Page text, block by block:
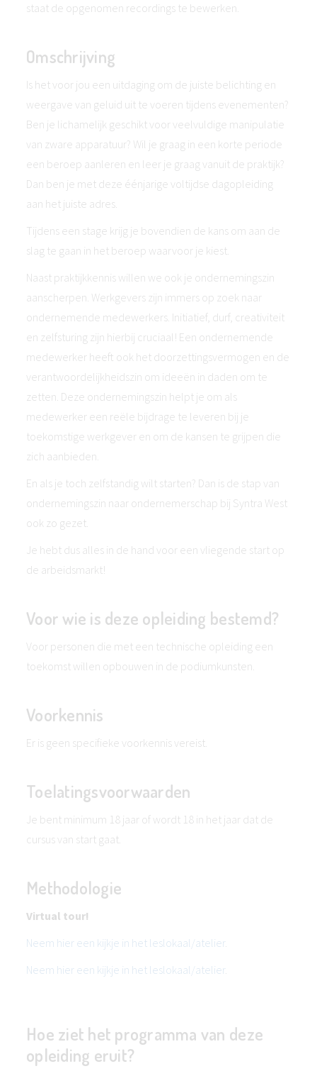
staat de opgenomen recordings te bewerken.
Omschrijving
Is het voor jou een uitdaging om de juiste belichting en
weergave van geluid uit te voeren tijdens evenementen?
Ben je lichamelijk geschikt voor veelvuldige manipulatie
van zware apparatuur? Wil je graag in een korte periode
een beroep aanleren en leer je graag vanuit de praktijk?
Dan ben je met deze éénjarige voltijdse dagopleiding
aan het juiste adres.
Tijdens een stage krijg je bovendien de kans om aan de
slag te gaan in het beroep waarvoor je kiest.
Naast praktijkkennis willen we ook je ondernemingszin
aanscherpen. Werkgevers zijn immers op zoek naar
ondernemende medewerkers. Initiatief, durf, creativiteit
en zelfsturing zijn hierbij cruciaal! Een ondernemende
medewerker heeft ook het doorzettingsvermogen en de
verantwoordelijkheidszin om ideeën in daden om te
zetten. Deze ondernemingszin helpt je om als
medewerker een reële bijdrage te leveren bij je
toekomstige werkgever en om de kansen te grijpen die
zich aanbieden.
En als je toch zelfstandig wilt starten? Dan is de stap van
ondernemingszin naar ondernemerschap bij Syntra West
ook zo gezet.
Je hebt dus alles in de hand voor een vliegende start op
de arbeidsmarkt!
Voor wie is deze opleiding bestemd?
Voor personen die met een technische opleiding een
toekomst willen opbouwen in de podiumkunsten.
Voorkennis
Er is geen specifieke voorkennis vereist.
Toelatingsvoorwaarden
Je bent minimum 18 jaar of wordt 18 in het jaar dat de
cursus van start gaat.
Methodologie
Virtual tour!
Neem hier een kijkje in het leslokaal/atelier.
Neem hier een kijkje in het leslokaal/atelier.
Hoe ziet het programma van deze
opleiding eruit?